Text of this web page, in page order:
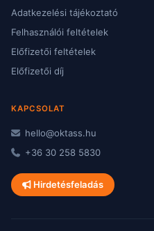
Adatkezelési tájékoztató
Felhasználói feltételek
Előfizetői feltételek
Előfizetői díj
KAPCSOLAT
hello@oktass.hu
+36 30 258 5830
Hirdetésfeladás